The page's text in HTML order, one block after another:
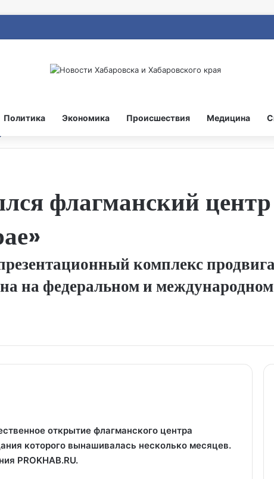
Политика Экономика Происшествия Медицина
флагманский
комплекс
на федеральном и
открытие флагманского центра
которого вынашивалась несколько месяцев.
PROKHAB.RU.